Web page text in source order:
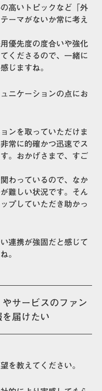
高いトピックなど「外
ーマがないか常に考え
優先度の度合いや強化
くださるので、一緒に
じますね。
ニケーションの点にお
ンを取っていただけま
常に的確かつ迅速でス
。おかげさまで、すご
わっているので、なか
難しい状況です。そん
プしていただき助かっ
連携が強固だと感じて
。
サービスのファン
届けたい
を教えてください。